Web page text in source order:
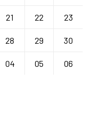
21 22 23
28 29 30
04 05 06